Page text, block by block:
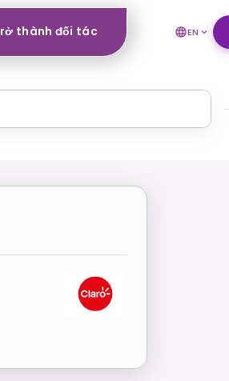
thành đối tác EN